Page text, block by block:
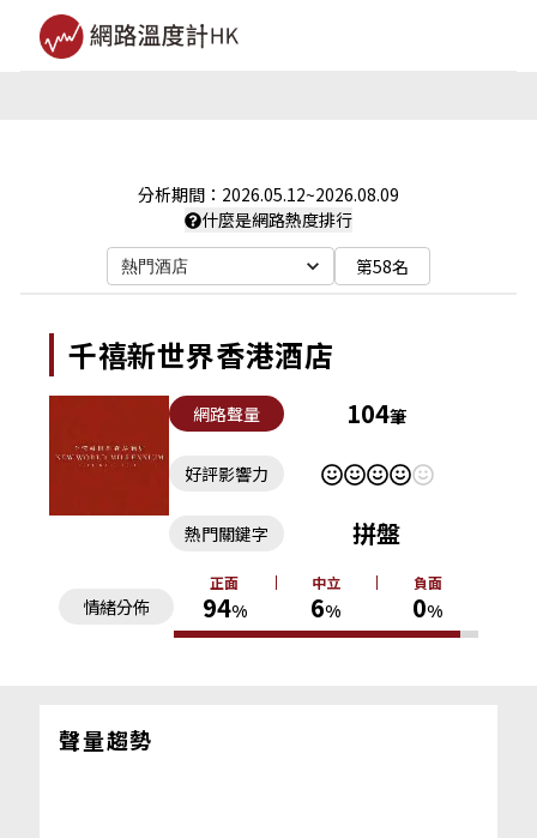
分析期間： 2026.05.12~2026.08.09
什麼是網路熱度排行
熱門酒店 第58名
千禧新世界香港酒店
網路聲量 104筆
好評影響力
情緒分佈
正面
94%
中立
6%
負面
0%
熱門關鍵字 拼盤
聲量趨勢